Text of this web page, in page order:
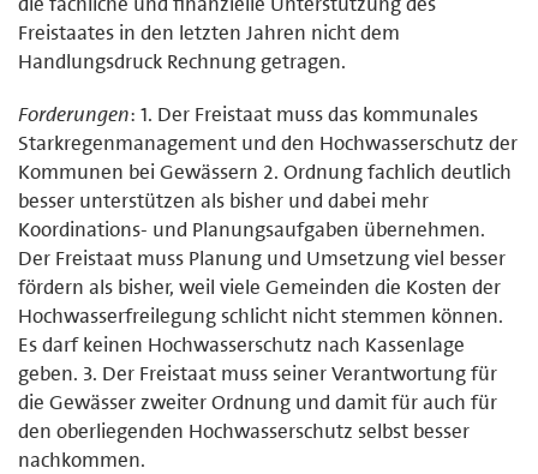
Freistaates in den letzten Jahren nicht dem
Handlungsdruck Rechnung getragen.
Forderungen: 1. Der Freistaat muss das kommunales
Starkregenmanagement und den Hochwasserschutz der
Kommunen bei Gewässern 2. Ordnung fachlich deutlich
besser unterstützen als bisher und dabei mehr
Koordinations- und Planungsaufgaben übernehmen.
Der Freistaat muss Planung und Umsetzung viel besser
fördern als bisher, weil viele Gemeinden die Kosten der
Hochwasserfreilegung schlicht nicht stemmen können.
Es darf keinen Hochwasserschutz nach Kassenlage
geben. 3. Der Freistaat muss seiner Verantwortung für
die Gewässer zweiter Ordnung und damit für auch für
den oberliegenden Hochwasserschutz selbst besser
nachkommen.